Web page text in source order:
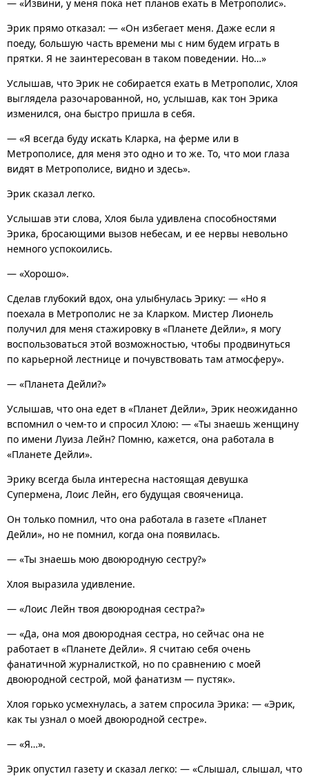
— «Извини, у меня пока нет планов ехать в Метрополис».
Эрик прямо отказал: — «Он избегает меня. Даже если я
поеду, большую часть времени мы с ним будем играть в
прятки. Я не заинтересован в таком поведении. Но…»
Услышав, что Эрик не собирается ехать в Метрополис, Хлоя
выглядела разочарованной, но, услышав, как тон Эрика
изменился, она быстро пришла в себя.
— «Я всегда буду искать Кларка, на ферме или в
Метрополисе, для меня это одно и то же. То, что мои глаза
видят в Метрополисе, видно и здесь».
Эрик сказал легко.
Услышав эти слова, Хлоя была удивлена способностями
Эрика, бросающими вызов небесам, и ее нервы невольно
немного успокоились.
— «Хорошо».
Сделав глубокий вдох, она улыбнулась Эрику: — «Но я
поехала в Метрополис не за Кларком. Мистер Лионель
получил для меня стажировку в «Планете Дейли», я могу
воспользоваться этой возможностью, чтобы продвинуться
по карьерной лестнице и почувствовать там атмосферу».
— «Планета Дейли?»
Услышав, что она едет в «Планет Дейли», Эрик неожиданно
вспомнил о чем-то и спросил Хлою: — «Ты знаешь женщину
по имени Луиза Лейн? Помню, кажется, она работала в
«Планете Дейли».
Эрику всегда была интересна настоящая девушка
Супермена, Лоис Лейн, его будущая свояченица.
Он только помнил, что она работала в газете «Планет
Дейли», но не помнил, когда она появилась.
— «Ты знаешь мою двоюродную сестру?»
Хлоя выразила удивление.
— «Лоис Лейн твоя двоюродная сестра?»
— «Да, она моя двоюродная сестра, но сейчас она не
работает в «Планете Дейли». Я считаю себя очень
фанатичной журналисткой, но по сравнению с моей
двоюродной сестрой, мой фанатизм — пустяк».
Хлоя горько усмехнулась, а затем спросила Эрика: — «Эрик,
как ты узнал о моей двоюродной сестре».
— «Я…».
Эрик опустил газету и сказал легко: — «Слышал, слышал, что